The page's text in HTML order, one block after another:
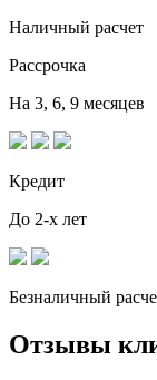
Наличный расчет
Рассрочка
На 3, 6, 9 месяцев
Кредит
До 2-х лет
Безналичный
Отзывы